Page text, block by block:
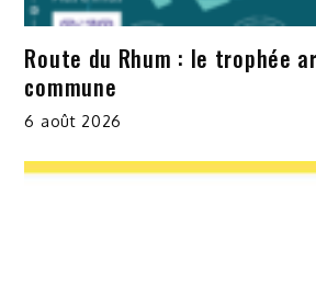
Route du Rhum : le trophée
commune
6 août 2026